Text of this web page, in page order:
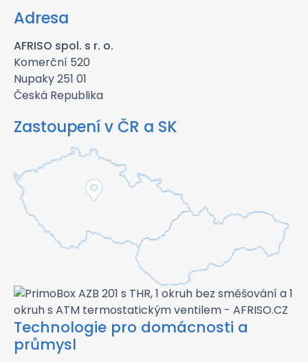
Adresa
AFRISO spol. s r. o.
Komerční 520
Nupaky 251 01
Česká Republika
Zastoupení v ČR a SK
Technologie pro domácnosti a
průmysl